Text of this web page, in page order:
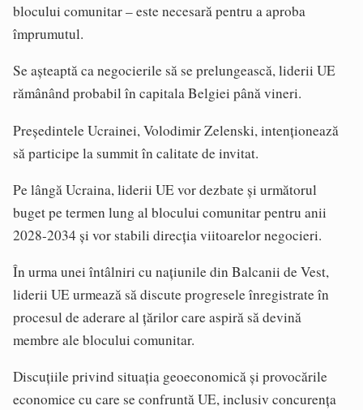
blocului comunitar – este necesară pentru a aproba
împrumutul.
Se aşteaptă ca negocierile să se prelungească, liderii UE
rămânând probabil în capitala Belgiei până vineri.
Preşedintele Ucrainei, Volodimir Zelenski, intenţionează
să participe la summit în calitate de invitat.
Pe lângă Ucraina, liderii UE vor dezbate şi următorul
buget pe termen lung al blocului comunitar pentru anii
2028-2034 şi vor stabili direcţia viitoarelor negocieri.
În urma unei întâlniri cu naţiunile din Balcanii de Vest,
liderii UE urmează să discute progresele înregistrate în
procesul de aderare al ţărilor care aspiră să devină
membre ale blocului comunitar.
Discuţiile privind situaţia geoeconomică şi provocările
economice cu care se confruntă UE, inclusiv concurenţa